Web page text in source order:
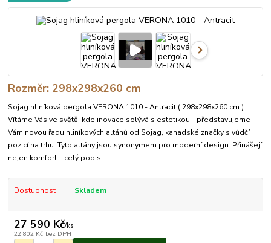
Rozměr: 298x298x260 cm
Sojag hliníková pergola VERONA 1010 - Antracit ( 298x298x260 cm )
Vítáme Vás ve světě, kde inovace splývá s estetikou - představujeme
Vám novou řadu hliníkových altánů od Sojag, kanadské značky s vůdčí
pozicí na trhu. Tyto altány jsou synonymem pro moderní design. Přinášejí
nejen komfort... celý popis
Dostupnost Skladem
27 590 Kč/ks
22 802 Kč bez DPH